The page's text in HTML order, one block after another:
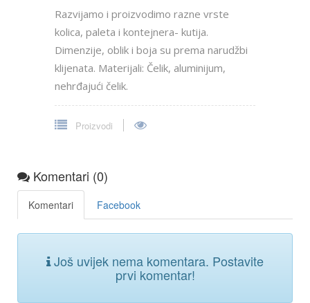
Razvijamo i proizvodimo razne vrste
kolica, paleta i kontejnera- kutija.
Dimenzije, oblik i boja su prema narudžbi
klijenata. Materijali: Čelik, aluminijum,
nehrđajući čelik.
Proizvodi
Komentari (0)
Komentari Facebook
Još uvijek nema komentara. Postavite
prvi komentar!